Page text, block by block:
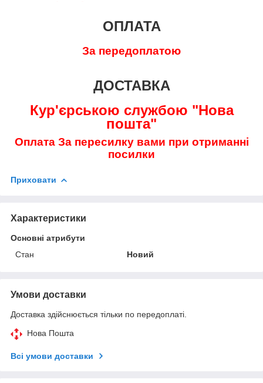
ОПЛАТА
За передоплатою
ДОСТАВКА
Кур'єрською службою "Нова
пошта"
Оплата За пересилку вами при отриманні
посилки
Приховати
Характеристики
Основні атрибути
Стан
Новий
Умови доставки
Доставка здійснюється тільки по передоплаті.
Нова Пошта
Всі умови доставки